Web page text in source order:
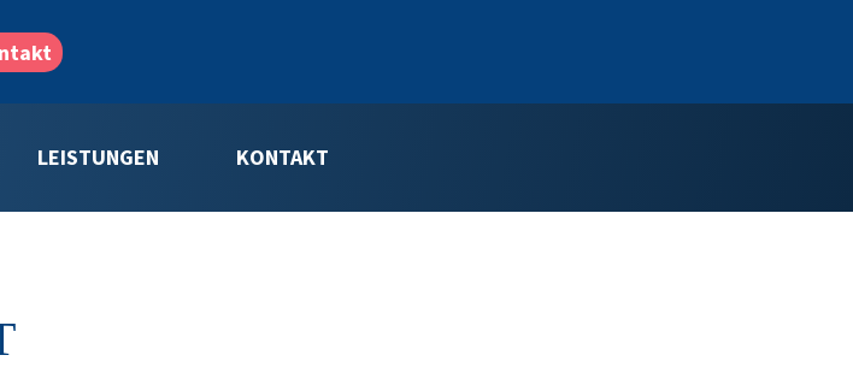
LEISTUNGEN KONTAKT